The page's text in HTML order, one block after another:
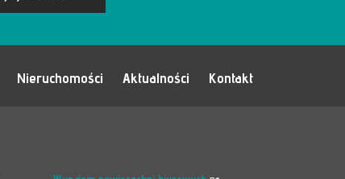
Nieruchomości Aktualności Kontakt